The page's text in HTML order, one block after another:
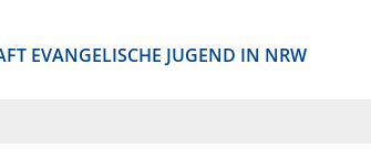
EVANGELISCHE JUGEND IN NRW